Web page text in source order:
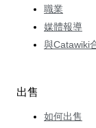
職業
媒體報導
與Catawiki
出售
如何出售